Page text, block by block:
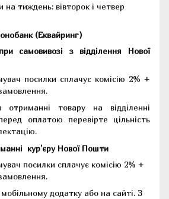
на тиждень: вівторок і четвер
(Еквайринг)
самовивозі з відділення Нової
посилки сплачує комісію 2% +
отриманні товару на відділенні
оплатою перевірте цільність
кур'єру Нової Пошти
посилки сплачує комісію 2% +
додатку або на сайті. З